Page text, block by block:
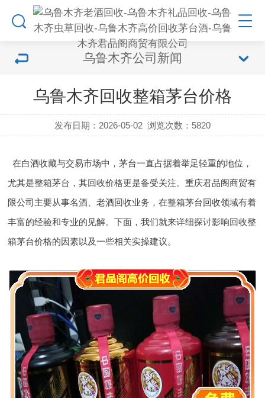
乌鲁木齐公司新闻
乌鲁木齐回收整箱茅台价格
发布日期：2026-05-02 浏览次数： 5820
在白酒收藏与交易市场中，茅台一直占据着举足轻重的地位，
尤其是整箱茅台，其回收价格更是备受关注。重庆君品阁商贸有
限公司主要从事名酒、老酒回收业务，在整箱茅台回收领域有着
丰富的经验和专业的见解。下面，我们就来详细探讨影响回收整
箱茅台价格的因素以及一些相关实操建议。